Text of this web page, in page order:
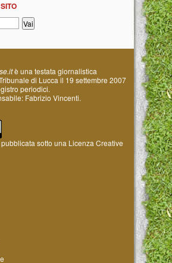
è una testata giornalistica
di Lucca il 19 settembre 2007
periodici.
Fabrizio Vincenti.
sotto una Licenza Creative